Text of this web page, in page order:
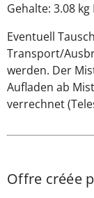
Gehalte: 3.08
Eventuell
Transport/
werden. Der
Aufladen ab
verrechnet
Offre créée